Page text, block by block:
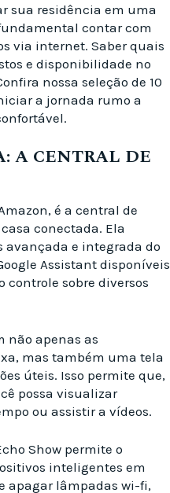
sua residência em uma
contar com
via internet. Saber quais
e disponibilidade no
nossa seleção de 10
a jornada rumo a
A CENTRAL DE
é a central de
conectada. Ela
avançada e integrada do
Assistant disponíveis
sobre diversos
não apenas as
mas também uma tela
úteis. Isso permite que,
possa visualizar
ou assistir a vídeos.
Show permite o
inteligentes em
apagar lâmpadas wi-fi,